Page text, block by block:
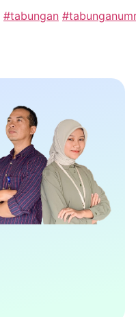
#tabungan